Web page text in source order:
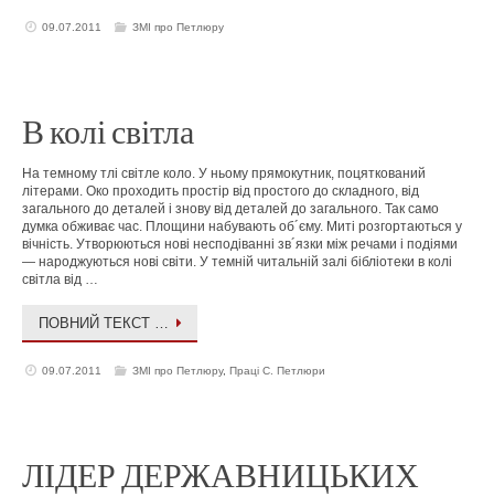
09.07.2011 ЗМІ про Петлюру
В колі світла
На темному тлі світле коло. У ньому прямокутник, поцяткований
літерами. Око проходить простір від простого до складного, від
загального до деталей і знову від деталей до загального. Так само
думка обживає час. Площини набувають об´єму. Миті розгортаються у
вічність. Утворюються нові несподіванні зв´язки між речами і подіями
— народжуються нові світи. У темній читальній залі бібліотеки в колі
світла від …
ПОВНИЙ ТЕКСТ …
09.07.2011 ЗМІ про Петлюру,Праці С. Петлюри
ЛІДЕР ДЕРЖАВНИЦЬКИХ